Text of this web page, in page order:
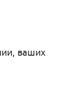
ваших